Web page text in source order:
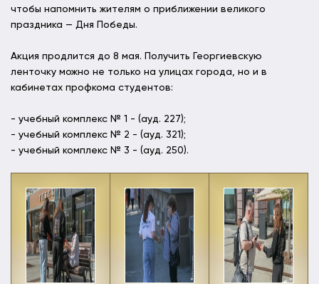
чтобы напомнить жителям о приближении великого
праздника — Дня Победы.
Акция продлится до 8 мая. Получить Георгиевскую
ленточку можно не только на улицах города, но и в
кабинетах профкома студентов:
- учебный комплекс № 1 - (ауд. 227);
- учебный комплекс № 2 - (ауд. 321);
- учебный комплекс № 3 - (ауд. 250).